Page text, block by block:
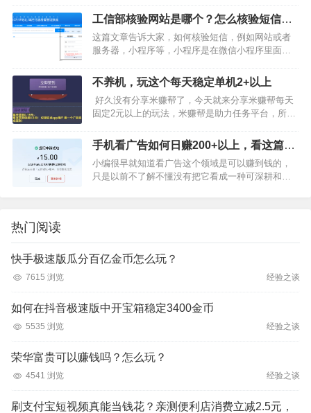
享一下会遇到的一些情况一：很多产品为了创收把
软件变成了一个纯垃圾广告软…
工信部核验网站是哪个？怎么核验短信？
网站小程序app备案核验网站提交没有反
应怎么办？
这篇文章告诉大家，如何核验短信，例如网站或者
服务器，小程序等，小程序是在微信小程序里面进
部，你会收到短信，网站app一般使用的各种云服务
器，比如你使用的是阿里…
不养机，玩这个每天稳定单机2+以上
好久没有分享米赚帮了，今天就来分享米赚帮每天
固定2元以上的玩法，米赚帮是助力任务平台，所有
做任务的小伙伴该做的拉新基本都已经做过，所以
想显著提升…
手机看广告如何日赚200+以上，看这篇文
章你会有些头绪
小编很早就知道看广告这个领域是可以赚到钱的，
只是以前不了解不懂没有把它看成一种可深耕和打
热门阅读
快手极速版瓜分百亿金币怎么玩？
7615 浏览 经验之谈
如何在抖音极速版中开宝箱稳定3400金币
5535 浏览 经验之谈
荣华富贵可以赚钱吗？怎么玩？
4541 浏览 经验之谈
刷支付宝短视频真能当钱花？亲测便利店消费立减2.5元，